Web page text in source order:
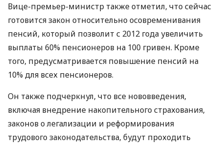
Вице-премьер-министр также отметил, что сейчас
готовится закон относительно осовременивания
пенсий, который позволит с 2012 года увеличить
выплаты 60% пенсионеров на 100 гривен. Кроме
того, предусматривается повышение пенсий на
10% для всех пенсионеров.
Он также подчеркнул, что все нововведения,
включая внедрение накопительного страхования,
законов о легализации и реформирования
трудового законодательства, будут проходить